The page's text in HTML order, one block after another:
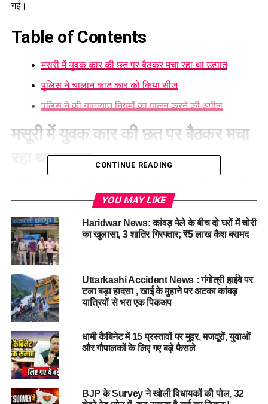
गई।
Table of Contents
मसूरी में युवक कार की छत पर बैठकर मचा रहा था उत्पात
पुलिस ने चालान काट कार को किया सीज
पुलिस ने की यातायात नियमों का पालन करने की अपील
मसूरी में युवक कार की छत पर बैठकर मचा
रहा था उत्पात
छत पर बैठा एक युवक सार्वजनिक स्थान पर हुड़दंग करता दिखाई दे रहा
था। मामले का संज्ञान लेते हुए कोतवाली मसूरी पुलिस ने जांच कर वाहन
और युवक की पहचान की।
पुलिस ने चालान काट कार को किया सीज
पुलिस ने वाहन को मोटर वाहन अधिनियम के तहत सीज कर दिया, जबकि
हुड़दंग करने वाले शिवम पुत्र सोमपाल निवासी भगवानपुर,हरिद्वारके
खिलाफ पुलिस एक्ट की धारा 81 के तहत चालान किया गया। युवक ने
अपनी गलती स्वीकार करते हुए माफी भी मांगी।
CONTINUE READING
YOU MAY LIKE
Haridwar News: कांवड़ मेले के बीच दो घरों में चोरी
का खुलासा, 3 शातिर गिरफ्तार; ₹5 लाख कैश बरामद
Uttarkashi Accident News : गंगोत्री हाईवे पर
टला बड़ा हादसा , खाई के मुहाने पर अटका कांवड़
यात्रियों से भरा एक पिकअप
धामी कैबिनेट में 15 प्रस्तावों पर मुहर, मजदूरों, युवाओं
और गौपालकों के लिए गए बड़े फैसले
BJP के Survey ने खोली विधायकों की पोल, 32